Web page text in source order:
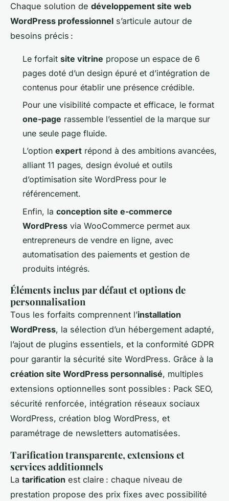
Chaque solution de développement site web
WordPress professionnel s’articule autour de
besoins précis :
Le forfait site vitrine propose un espace de 6
pages doté d’un design épuré et d’intégration de
contenus pour établir une présence crédible.
Pour une visibilité compacte et efficace, le format
one-page rassemble l’essentiel de la marque sur
une seule page fluide.
L’option expert répond à des ambitions avancées,
alliant 11 pages, design évolué et outils
d’optimisation site WordPress pour le
référencement.
Enfin, la conception site e-commerce
WordPress via WooCommerce permet aux
entrepreneurs de vendre en ligne, avec
automatisation des paiements et gestion de
produits intégrés.
Éléments inclus par défaut et options de
personnalisation
Tous les forfaits comprennent l’installation
WordPress, la sélection d’un hébergement adapté,
l’ajout de plugins essentiels, et la conformité GDPR
pour garantir la sécurité site WordPress. Grâce à la
création site WordPress personnalisé, multiples
extensions optionnelles sont possibles : Pack SEO,
sécurité renforcée, intégration réseaux sociaux
WordPress, création blog WordPress, et
paramétrage de newsletters automatisées.
Tarification transparente, extensions et
services additionnels
La tarification est claire : chaque niveau de
prestation propose des prix fixes avec possibilité